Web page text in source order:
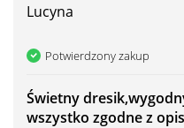
Lucyna
Potwierdzony zakup
Świetny
wszystko zgodne z